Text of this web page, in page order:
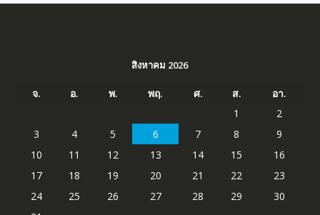
สิงหาคม 2026
จ. อ. พ. พฤ. ศ. ส.
อา.
1
2
3
4 5 6 7 8
9
10
11 12 13 14 15
16
17
18 19 20 21 22
23
24
25 26 27 28 29
30